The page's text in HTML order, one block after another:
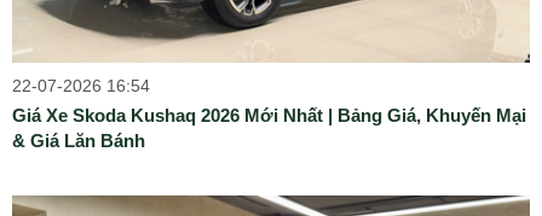
22-07-2026 16:54
Giá Xe Skoda Kushaq 2026 Mới Nhất | Bảng Giá, Khuyến Mại
& Giá Lăn Bánh